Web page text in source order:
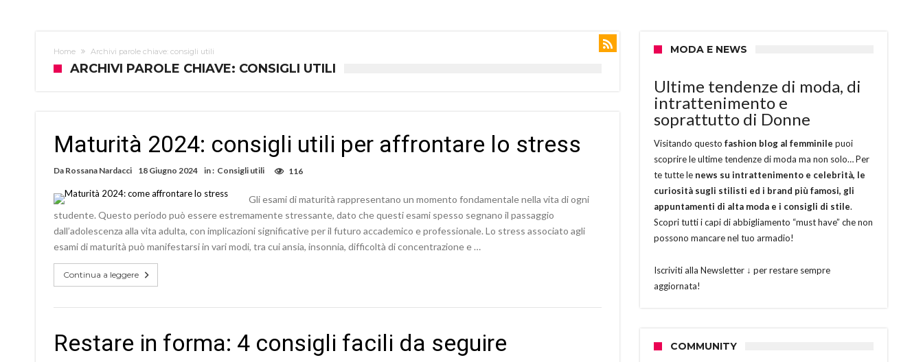
Home Archivi parole chiave: consigli utili
ARCHIVI PAROLE CHIAVE: CONSIGLI UTILI
Maturità 2024: consigli utili per affrontare lo stress
Da Rossana Nardacci 18 Giugno 2024 in : Consigli utili 116
Gli esami di maturità rappresentano un momento fondamentale nella vita di ogni
studente. Questo periodo può essere estremamente stressante, dato che questi esami spesso segnano il passaggio
dall’adolescenza alla vita adulta, con implicazioni significative per il futuro accademico e professionale. Lo stress associato agli
esami di maturità può manifestarsi in vari modi, tra cui ansia, insonnia, difficoltà di concentrazione e …
Continua a leggere
Restare in forma: 4 consigli facili da seguire
MODA E NEWS
Ultime tendenze di moda, di
intrattenimento e
soprattutto di Donne
Visitando questo fashion blog al femminile puoi
scoprire le ultime tendenze di moda ma non solo… Per
te tutte le news su intrattenimento e celebrità, le
curiosità sugli stilisti ed i brand più famosi, gli
appuntamenti di alta moda e i consigli di stile.
Scopri tutti i capi di abbigliamento “must have” che non
possono mancare nel tuo armadio!
Iscriviti alla Newsletter ↓ per restare sempre
aggiornata!
COMMUNITY